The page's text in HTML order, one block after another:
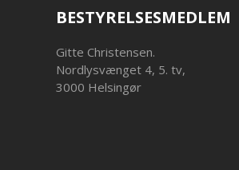
BESTYRELSESMEDLEM
Gitte Christensen.
Nordlysvænget 4, 5. tv,
3000 Helsingør